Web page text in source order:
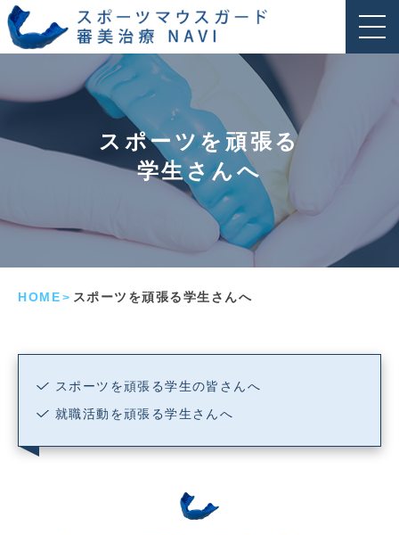
スポーツを頑張る
学生さんへ
HOME > スポーツを頑張る学生さんへ
スポーツを頑張る学生の皆さんへ
就職活動を頑張る学生さんへ